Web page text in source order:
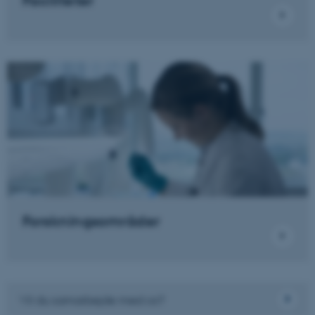
Forskningsområder
be_typo_user
fe_typo_user
Typo3 Association